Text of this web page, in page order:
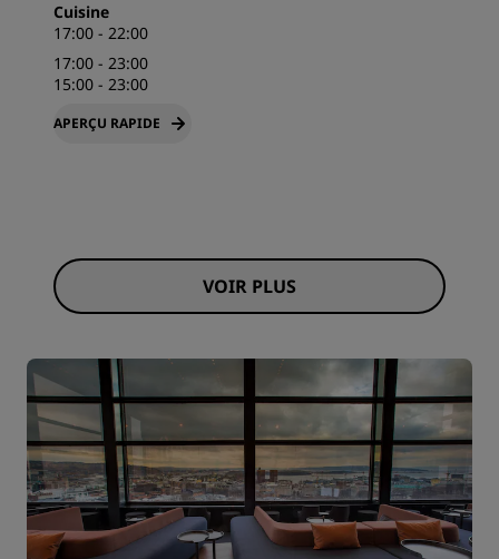
Cuisine
17:00 - 22:00
17:00 - 23:00
15:00 - 23:00
APERÇU RAPIDE
VOIR PLUS